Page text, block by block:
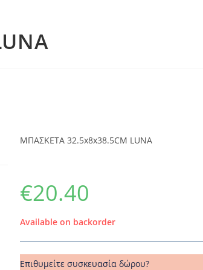
ΜΠΑΣΚΕΤΑ 32.5x8x38.5CM LUNA
€20.40
Available on backorder
Επιθυμείτε συσκευασία δώρου?